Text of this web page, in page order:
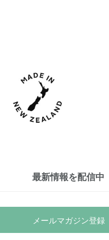
最新情報を配信中
メールマガジン登録